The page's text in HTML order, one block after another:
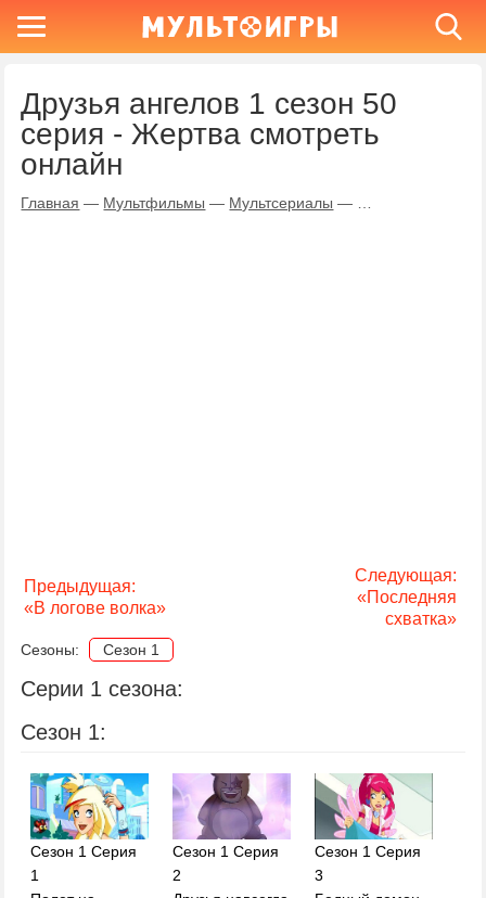
Друзья ангелов 1 сезон 50
серия - Жертва смотреть
онлайн
Главная — Мультфильмы — Мультсериалы —
Предыдущая:
«В логове волка»
Следующая:
«Последняя
схватка»
Сезоны: Сезон 1
Серии 1 сезона:
Сезон 1:
Сезон 1 Серия
1
Сезон 1 Серия
2
Сезон 1 Серия
3